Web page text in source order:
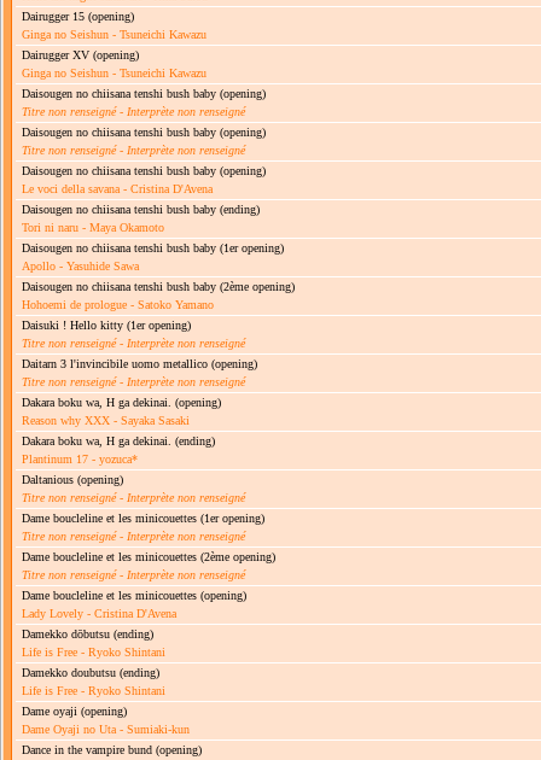
Dairugger 15 (opening)
Ginga no Seishun - Tsuneichi Kawazu
Dairugger XV (opening)
Ginga no Seishun - Tsuneichi Kawazu
Daisougen no chiisana tenshi bush baby (opening)
Titre non renseigné- Interprète non renseigné
Daisougen no chiisana tenshi bush baby (opening)
Titre non renseigné- Interprète non renseigné
Daisougen no chiisana tenshi bush baby (opening)
Le voci della savana - Cristina D'Avena
Daisougen no chiisana tenshi bush baby (ending)
Tori ni naru - Maya Okamoto
Daisougen no chiisana tenshi bush baby (1er opening)
Apollo - Yasuhide Sawa
Daisougen no chiisana tenshi bush baby (2ème opening)
Hohoemi de prologue - Satoko Yamano
Daisuki ! Hello kitty (1er opening)
Titre non renseigné- Interprète non renseigné
Daitarn 3 l'invincibile uomo metallico (opening)
Titre non renseigné- Interprète non renseigné
Dakara boku wa, H ga dekinai.
(opening)
Reason why XXX - Sayaka Sasaki
Dakara boku wa, H ga dekinai.
(ending)
Plantinum 17 - yozuca*
Daltanious (opening)
Titre non renseigné- Interprète non renseigné
Dame boucleline et les minicouettes (1er opening)
Titre non renseigné- Interprète non renseigné
Dame boucleline et les minicouettes (2ème opening)
Titre non renseigné- Interprète non renseigné
Dame boucleline et les minicouettes (opening)
Lady Lovely - Cristina D'Avena
Damekko dōbutsu (ending)
Life is Free - Ryoko Shintani
Damekko doubutsu (ending)
Life is Free - Ryoko Shintani
Dame oyaji (opening)
Dame Oyaji no Uta - Sumiaki-kun
Dance in the vampire bund (opening)